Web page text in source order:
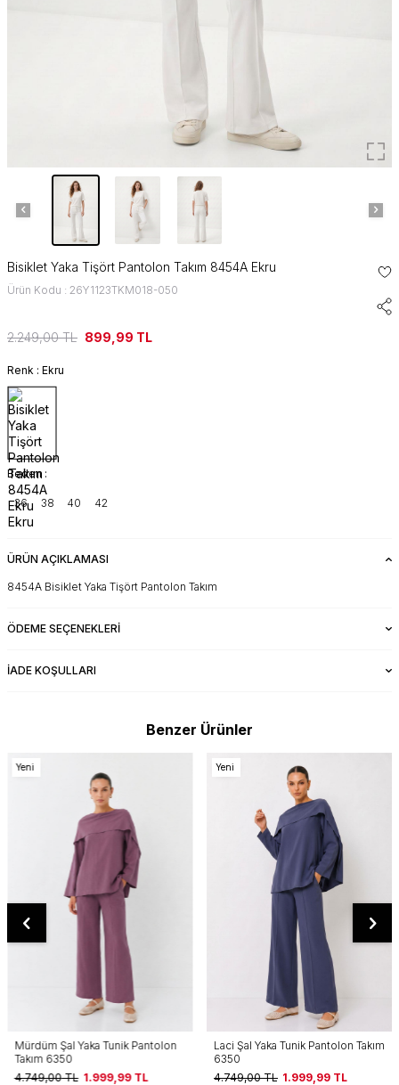
Bisiklet Yaka Tişört Pantolon Takım 8454A Ekru
Ürün Kodu : 26Y1123TKM018-050
2.249,00TL 899,99 TL
Renk : Ekru
Beden :
36 38 40 42
ÜRÜN AÇIKLAMASI
8454A Bisiklet Yaka Tişört Pantolon Takım
ÖDEME SEÇENEKLERI
İADE KOŞULLARI
Benzer Ürünler
Yeni
Mürdüm Şal Yaka Tunik Pantolon
Takım 6350
4.749,00TL 1.999,99TL
Yeni
Laci Şal Yaka Tunik Pantolon Takım
6350
4.749,00TL 1.999,99TL